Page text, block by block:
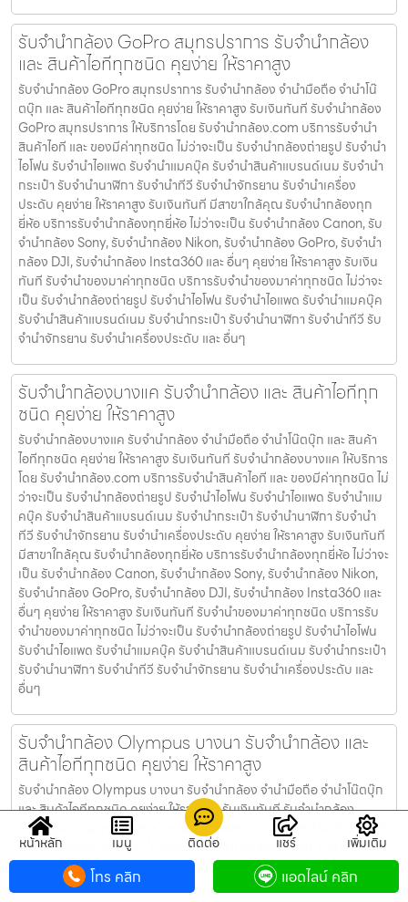
รับจำนำกล้อง GoPro สมุทรปราการ รับจํานํากล้อง
และ สินค้าไอทีทุกชนิด คุยง่าย ให้ราคาสูง
รับจำนำกล้อง GoPro สมุทรปราการ รับจํานํากล้อง จำนำมือถือ จำนำโน๊
ตบุ๊ก และ สินค้าไอทีทุกชนิด คุยง่าย ให้ราคาสูง รับเงินทันที รับจำนำกล้อง
GoPro สมุทรปราการ ให้บริการโดย รับจํานํากล้อง.com บริการรับจํานํา
สินค้าไอที และ ของมีค่าทุกชนิด ไม่ว่าจะเป็น รับจํานํากล้องถ่ายรูป รับจํานํา
ไอโฟน รับจํานําไอแพด รับจํานําแมคบุ๊ค รับจํานําสินค้าแบรนด์เนม รับจํานํา
กระเป๋า รับจํานํานาฬิกา รับจํานําทีวี รับจํานําจักรยาน รับจํานําเครื่อง
ประดับ คุยง่าย ให้ราคาสูง รับเงินทันที มีสาขาใกล้คุณ รับจำนำกล้องทุก
ยี่ห้อ บริการรับจำนำกล้องทุกยี่ห้อ ไม่ว่าจะเป็น รับจำนำกล้อง Canon, รับ
จำนำกล้อง Sony, รับจำนำกล้อง Nikon, รับจำนำกล้อง GoPro, รับจำนำ
กล้อง DJI, รับจำนำกล้อง Insta360 และ อื่นๆ คุยง่าย ให้ราคาสูง รับเงิน
ทันที รับจำนำของมาค่าทุกชนิด บริการรับจำนำของมาค่าทุกชนิด ไม่ว่าจะ
เป็น รับจํานํากล้องถ่ายรูป รับจํานําไอโฟน รับจํานําไอแพด รับจํานําแมคบุ๊ค
รับจํานําสินค้าแบรนด์เนม รับจํานํากระเป๋า รับจํานํานาฬิกา รับจํานําทีวี รับ
จํานําจักรยาน รับจํานําเครื่องประดับ และ อื่นๆ
รับจำนำกล้องบางแค รับจํานํากล้อง และ สินค้าไอทีทุก
ชนิด คุยง่าย ให้ราคาสูง
รับจำนำกล้องบางแค รับจํานํากล้อง จำนำมือถือ จำนำโน๊ตบุ๊ก และ สินค้า
ไอทีทุกชนิด คุยง่าย ให้ราคาสูง รับเงินทันที รับจำนำกล้องบางแค ให้บริการ
โดย รับจํานํากล้อง.com บริการรับจํานําสินค้าไอที และ ของมีค่าทุกชนิด ไม่
ว่าจะเป็น รับจํานํากล้องถ่ายรูป รับจํานําไอโฟน รับจํานําไอแพด รับจํานําแม
คบุ๊ค รับจํานําสินค้าแบรนด์เนม รับจํานํากระเป๋า รับจํานํานาฬิกา รับจํานํา
ทีวี รับจํานําจักรยาน รับจํานําเครื่องประดับ คุยง่าย ให้ราคาสูง รับเงินทันที
มีสาขาใกล้คุณ รับจำนำกล้องทุกยี่ห้อ บริการรับจำนำกล้องทุกยี่ห้อ ไม่ว่าจะ
เป็น รับจำนำกล้อง Canon, รับจำนำกล้อง Sony, รับจำนำกล้อง Nikon,
รับจำนำกล้อง GoPro, รับจำนำกล้อง DJI, รับจำนำกล้อง Insta360 และ
อื่นๆ คุยง่าย ให้ราคาสูง รับเงินทันที รับจำนำของมาค่าทุกชนิด บริการรับ
จำนำของมาค่าทุกชนิด ไม่ว่าจะเป็น รับจํานํากล้องถ่ายรูป รับจํานําไอโฟน
รับจํานําไอแพด รับจํานําแมคบุ๊ค รับจํานําสินค้าแบรนด์เนม รับจํานํากระเป๋า
รับจํานํานาฬิกา รับจํานําทีวี รับจํานําจักรยาน รับจํานําเครื่องประดับ และ
อื่นๆ
รับจํานํากล้อง Olympus บางนา รับจํานํากล้อง และ
สินค้าไอทีทุกชนิด คุยง่าย ให้ราคาสูง
รับจํานํากล้อง Olympus บางนา รับจํานํากล้อง จำนำมือถือ จำนำโน๊ตบุ๊ก
และ สินค้าไอทีทุกชนิด คุยง่าย ให้ราคาสูง รับเงินทันที รับจํานํากล้อง
Olympus บางนา ให้บริการโดย รับจํานํากล้อง.com บริการรับจํานําสินค้า
ไอที และ ของมีค่าทุกชนิด ไม่ว่าจะเป็น รับจํานํากล้องถ่ายรูป รับจํานําไอโฟน
รับจํานําไอแพด รับจํานําแมคบุ๊ค รับจํานําสินค้าแบรนด์เนม รับจํานํากระเป๋า
รับจํานํานาฬิกา รับจํานําทีวี รับจํานําจักรยาน รับจํานําเครื่องประดับ คุย
หน้าหลัก เมนู ติดต่อ แชร์ เพิ่มเติม
โทร คลิก แอดไลน์ คลิก